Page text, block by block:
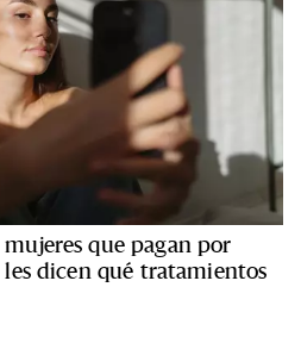
que pagan por
les dicen qué tratamientos